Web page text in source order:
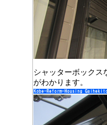
シャッターボックス
がわかります。